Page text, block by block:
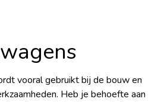
vooral gebruikt bij de bouw en
Heb je behoefte aan